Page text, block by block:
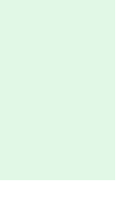
plié lorsqu'il n'est
Cercle de